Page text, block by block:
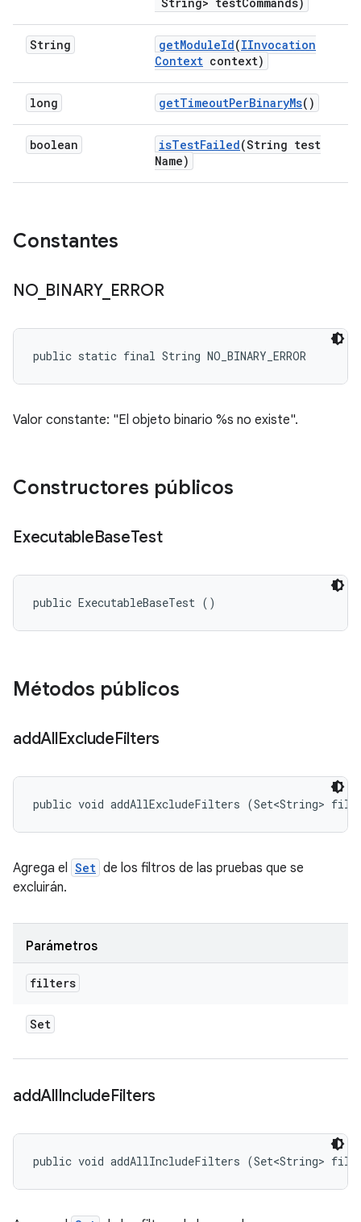
String getModuleId(IInvocation
Context context)
long getTimeoutPerBinaryMs()
boolean isTestFailed(String test
Name)
Constantes
NO_ BINARY_ ERROR
public static final String NO_BINARY_ERROR
Valor constante: "El objeto binario %s no existe".
Constructores públicos
ExecutableBaseTest
public ExecutableBaseTest ()
Métodos públicos
addAllExcludeFilters
public void addAllExcludeFilters (Set<String>
Agrega el Set de los filtros de las pruebas que se
excluirán.
Parámetros
filters
Set
addAllIncludeFilters
public void addAllIncludeFilters (Set<String>